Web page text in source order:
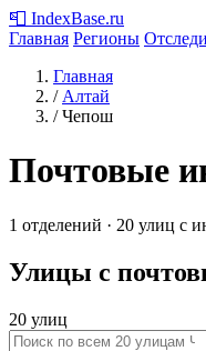
📮 IndexBase.ru
Главная Регионы
Главная
/ Алтай
/ Чепош
Почтовые
1 отделений · 20 улиц с
Улицы с
20 улиц